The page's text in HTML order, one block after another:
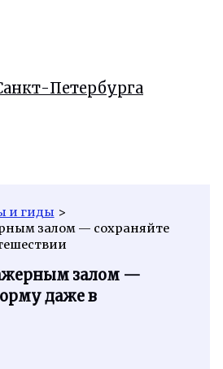
Петербурга
и гиды
залом — сохраняйте
залом —
даже в